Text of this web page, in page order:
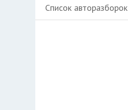
Список авторазборок